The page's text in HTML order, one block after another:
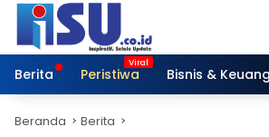
Langsung
konten
Berita
Peristiwa Bisnis &
Beranda Berita